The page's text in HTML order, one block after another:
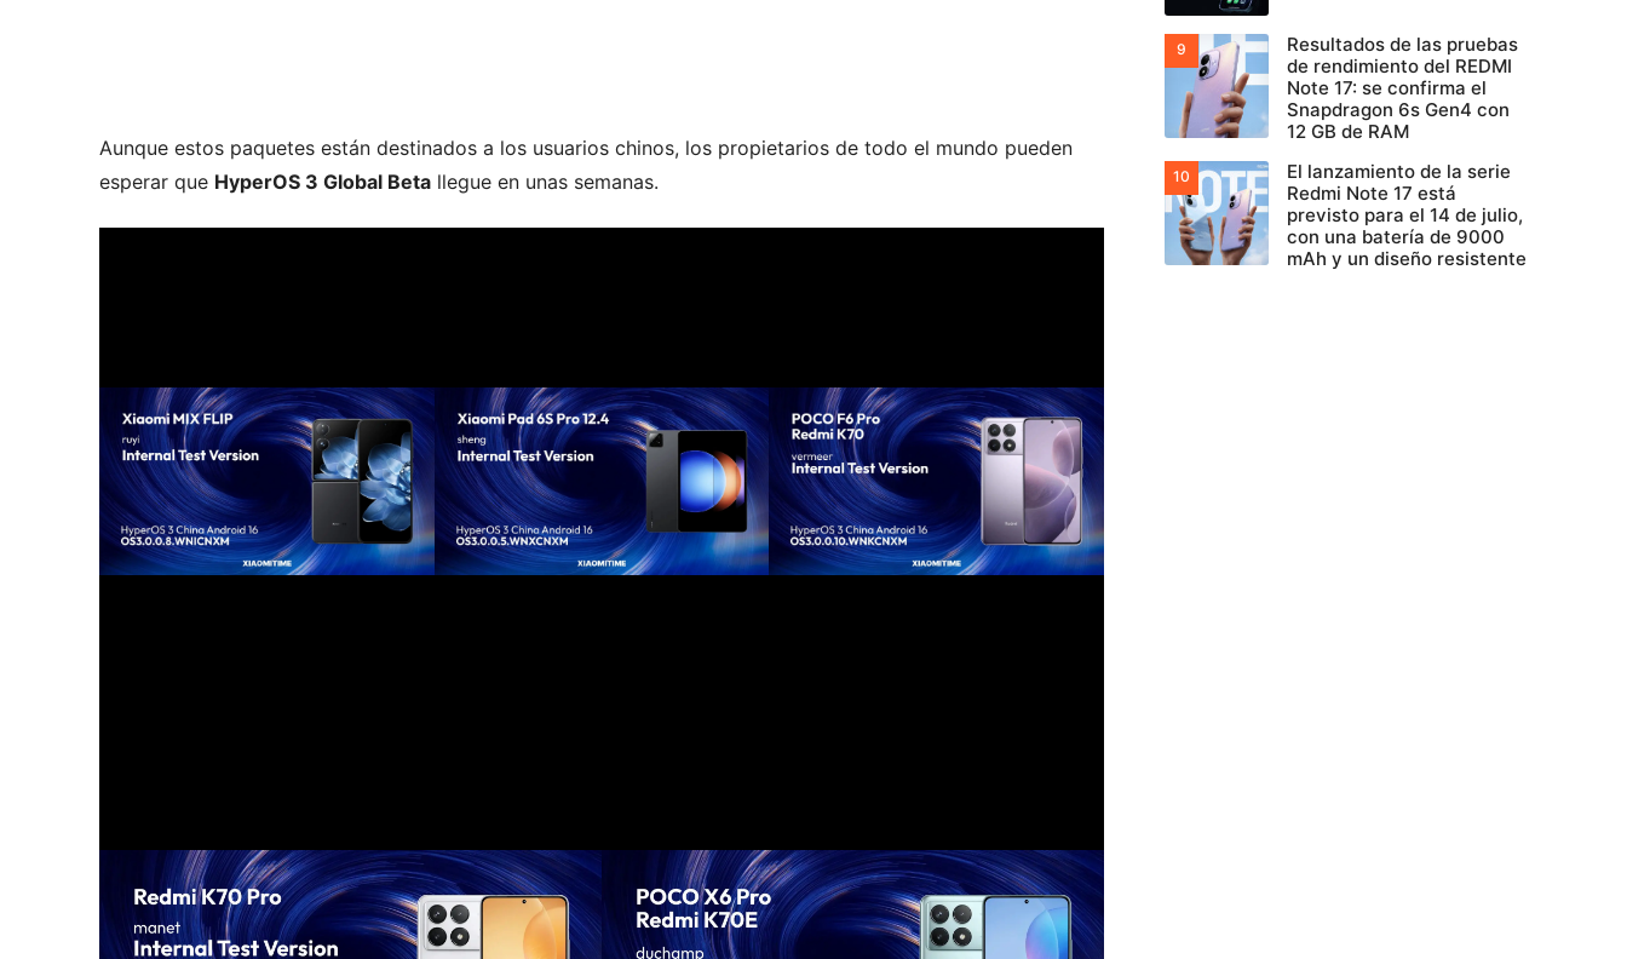
Aunque estos paquetes están destinados a los usuarios chinos, los propietarios de todo el mundo pueden
esperar que HyperOS 3 Global Beta llegue en unas semanas.
Resultados de las pruebas
de rendimiento del REDMI
Note 17: se confirma el
Snapdragon 6s Gen4 con
12 GB de RAM
El lanzamiento de la serie
Redmi Note 17 está
previsto para el 14 de julio,
con una batería de 9000
mAh y un diseño resistente